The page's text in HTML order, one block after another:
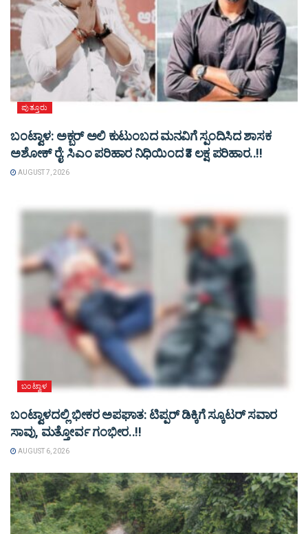
ಪುತ್ತೂರು
ಬಂಟ್ವಾಳ: ಅಕ್ಬರ್ ಅಲಿ ಕುಟುಂಬದ ಮನವಿಗೆ ಸ್ಪಂದಿಸಿದ ಶಾಸಕ
ಅಶೋಕ್ ರೈ: ಸಿಎಂ ಪರಿಹಾರ ನಿಧಿಯಿಂದ ₹3 ಲಕ್ಷ ಪರಿಹಾರ..!!
AUGUST 7, 2026
ಬಂಟ್ವಾಳ
ಬಂಟ್ವಾಳದಲ್ಲಿ ಭೀಕರ ಅಪಘಾತ: ಟಿಪ್ಪರ್ ಡಿಕ್ಕಿಗೆ ಸ್ಕೂಟರ್ ಸವಾರ
ಸಾವು, ಮತ್ತೋರ್ವ ಗಂಭೀರ..!!
AUGUST 6, 2026